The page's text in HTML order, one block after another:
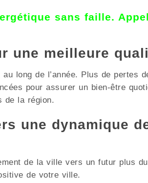
sans faille.
une meilleure
long de l’année. Plus de pertes
pour assurer un bien-être
de la région.
une dynamique
de la ville vers un futur plus
de votre ville.